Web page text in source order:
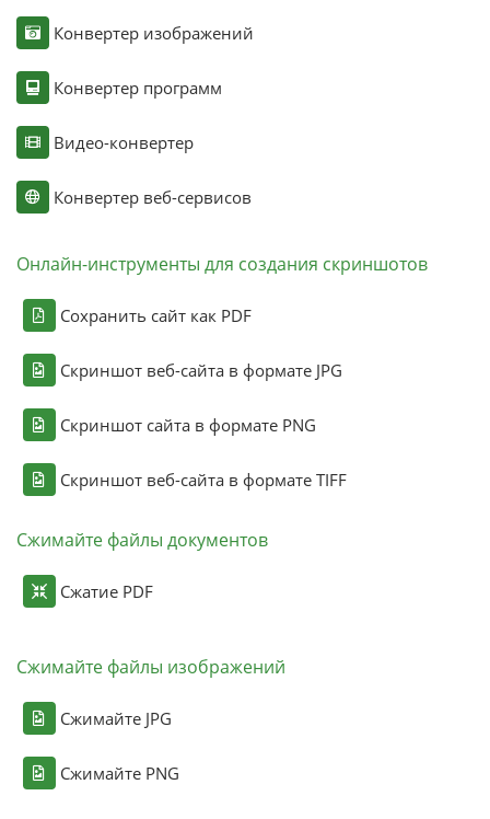
Конвертер изображений
Конвертер программ
Видео-конвертер
Конвертер веб-сервисов
Онлайн-инструменты для создания скриншотов
Сохранить сайт как PDF
Скриншот веб-сайта в формате JPG
Скриншот сайта в формате PNG
Скриншот веб-сайта в формате TIFF
Сжимайте файлы документов
Сжатие PDF
Сжимайте файлы изображений
Сжимайте JPG
Сжимайте PNG